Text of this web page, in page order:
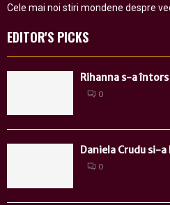
Cele mai noi stiri mondene despre
EDITOR'S PICKS
Rihanna s-a
0
Daniela Crudu si-
0